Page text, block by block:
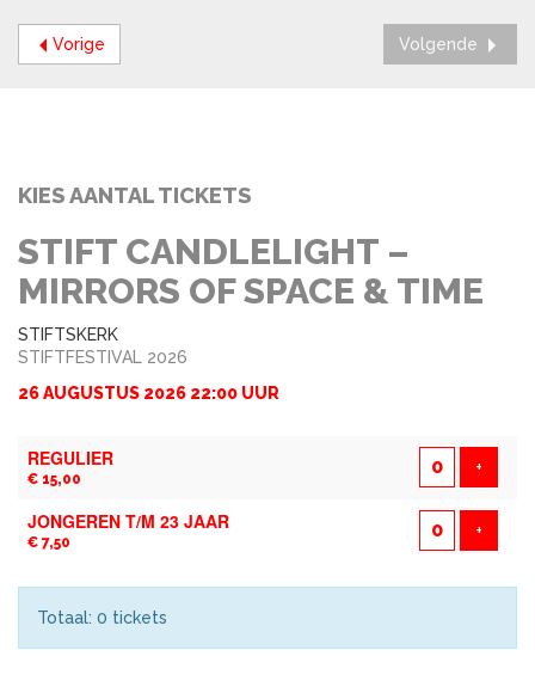
Vorige Volgende
KIES AANTAL TICKETS
STIFT CANDLELIGHT –
MIRRORS OF SPACE & TIME
STIFTSKERK
STIFTFESTIVAL 2026
26 AUGUSTUS 2026 22:00 UUR
REGULIER
€ 15,00
+
JONGEREN T/M 23 JAAR
€ 7,50
+
Totaal: 0 tickets